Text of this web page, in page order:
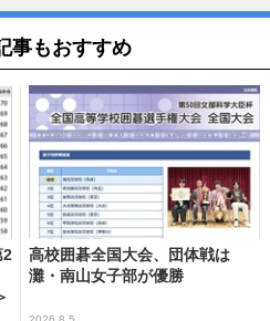
事もおすすめ
2
高校囲碁全国大会、団体戦は
灘・南山女子部が優勝